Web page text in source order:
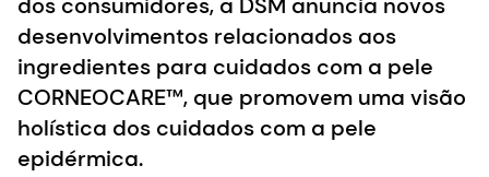
desenvolvimentos relacionados aos
ingredientes para cuidados com a pele
CORNEOCARE™, que promovem uma visão
holística dos cuidados com a pele
epidérmica.